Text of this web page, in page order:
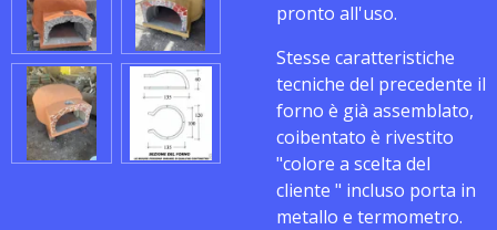
pronto all'uso.
Stesse caratteristiche
tecniche del precedente il
forno è già assemblato,
coibentato è rivestito
"colore a scelta del
cliente " incluso porta in
metallo e termometro.